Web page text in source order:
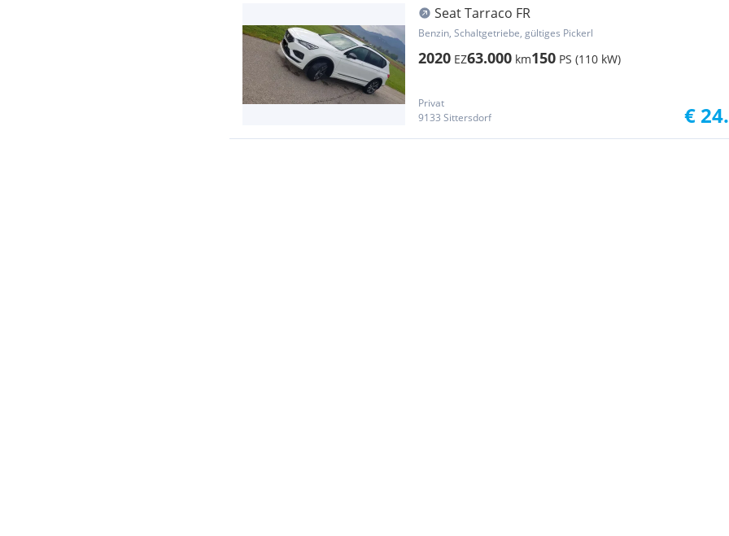
Seat Tarraco FR
Benzin, Schaltgetriebe, gültiges Pickerl
2020 EZ63.000 km150 PS (110 kW)
Privat
9133 Sittersdorf
€